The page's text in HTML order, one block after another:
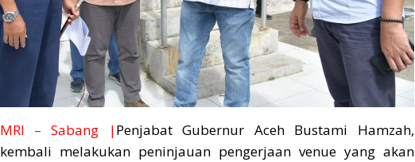
MRI – Sabang |Penjabat Gubernur Aceh Bustami Hamzah,
kembali melakukan peninjauan pengerjaan venue yang akan